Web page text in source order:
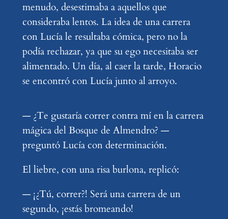
menudo, desestimaba a aquellos que
consideraba lentos. La idea de una carrera
con Lucía le resultaba cómica, pero no la
podía rechazar, ya que su ego necesitaba ser
alimentado. Un día, al caer la tarde, Horacio
se encontró con Lucía junto al arroyo.
— ¿Te gustaría correr contra mí en la carrera
mágica del Bosque de Almendro? —
preguntó Lucía con determinación.
El liebre, con una risa burlona, replicó:
— ¡¿Tú, correr?! Será una carrera de un
segundo, ¡estás bromeando!